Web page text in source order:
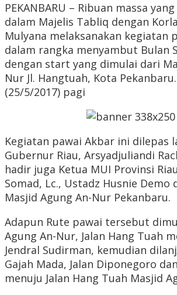
PEKANBARU – Ribuan massa
dalam Majelis Tabliq dengan
Mulyana melaksanakan kegiatan
dalam rangka menyambut Bulan
dengan start yang dimulai dari
Nur Jl. Hangtuah, Kota
(25/5/2017) pagi
Kegiatan pawai Akbar ini dilepas
Gubernur Riau, Arsyadjuliandi
hadir juga Ketua MUI Provinsi
Somad, Lc., Ustadz Husnie Demo
Masjid Agung An-Nur Pekanbaru.
Adapun Rute pawai tersebut
Agung An-Nur, Jalan Hang Tuah
Jendral Sudirman, kemudian
Gajah Mada, Jalan Diponegoro
menuju Jalan Hang Tuah Masjid